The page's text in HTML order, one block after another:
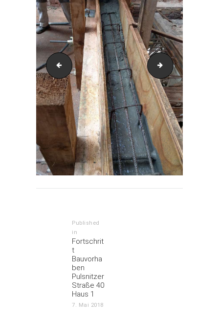
IMAG0579 IMAG0588
Published
in
post:
Fortschrit
t
Bauvorha
ben
Pulsnitzer
Straße 40
Haus 1
7. Mai 2018